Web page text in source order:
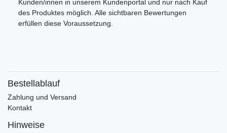
Kunden/innen in unserem Kundenportal und nur nach Kauf
des Produktes möglich. Alle sichtbaren Bewertungen
erfüllen diese Voraussetzung.
Bestellablauf
Zahlung und Versand
Kontakt
Hinweise